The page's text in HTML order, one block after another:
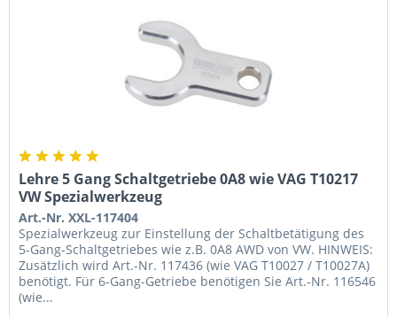
Lehre 5 Gang Schaltgetriebe 0A8 wie VAG T10217
VW Spezialwerkzeug
Art.-Nr. XXL-117404
Spezialwerkzeug zur Einstellung der Schaltbetätigung des
5-Gang-Schaltgetriebes wie z.B. 0A8 AWD von VW. HINWEIS:
Zusätzlich wird Art.-Nr. 117436 (wie VAG T10027 / T10027A)
benötigt. Für 6-Gang-Getriebe benötigen Sie Art.-Nr. 116546
(wie...